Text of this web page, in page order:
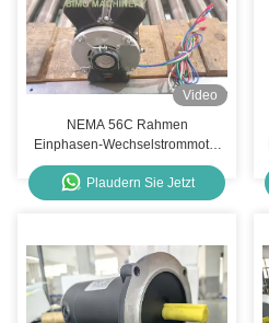
Video
NEMA 56C Rahmen
Einphasen-Wechselstrommotor
1/2HP D561/2S4C 115V
1665rpm 60HZ CSCR 1.0 S Typ
Industrieelektromotor
Plaudern Sie Jetzt